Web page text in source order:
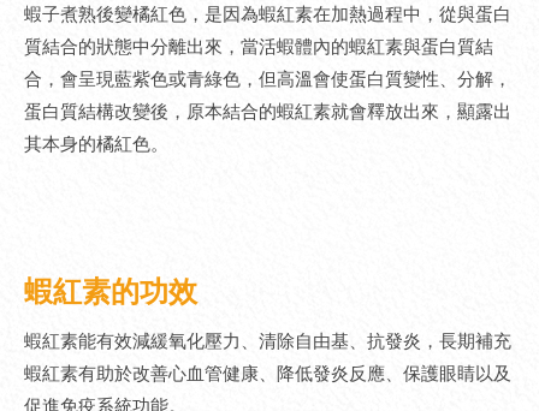
蝦子煮熟後變橘紅色，是因為蝦紅素在加熱過程中，從與蛋白
質結合的狀態中分離出來，當活蝦體內的蝦紅素與蛋白質結
合，會呈現藍紫色或青綠色，但高溫會使蛋白質變性、分解，
蛋白質結構改變後，原本結合的蝦紅素就會釋放出來，顯露出
其本身的橘紅色。
蝦紅素的功效
蝦紅素能有效減緩氧化壓力、清除自由基、抗發炎，長期補充
蝦紅素有助於改善心血管健康、降低發炎反應、保護眼睛以及
促進免疫系統功能。